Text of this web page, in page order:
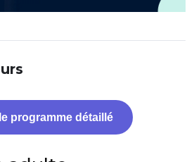
programme détaillé